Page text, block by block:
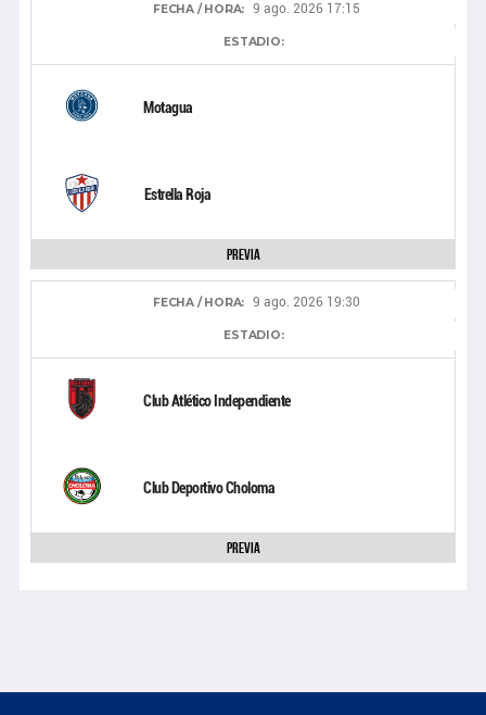
FECHA / HORA: 9 ago. 2026 17:15
ESTADIO:
Motagua
Estrella Roja
Previa
FECHA / HORA: 9 ago. 2026 19:30
ESTADIO:
Club Atlético Independiente
Club Deportivo Choloma
Previa